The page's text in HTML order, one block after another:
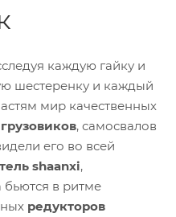
каждую гайку и
шестеренку и каждый
мир качественных
, самосвалов
его во всей
shaanxi,
бьются в ритме
редукторов